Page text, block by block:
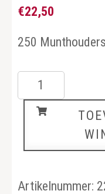
€22,50
250
Munthouders
zelfklevend
aantal
Artikelnummer: